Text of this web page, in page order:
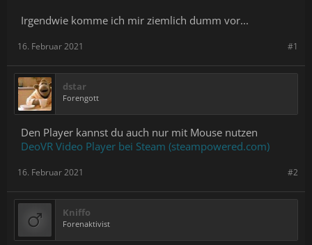
Irgendwie komme ich mir ziemlich dumm vor...
#1
16. Februar 2021
dstar
Forengott
Den Player kannst du auch nur mit Mouse nutzen
DeoVR Video Player bei Steam (steampowered.com)
#2
16. Februar 2021
Kniffo
Forenaktivist